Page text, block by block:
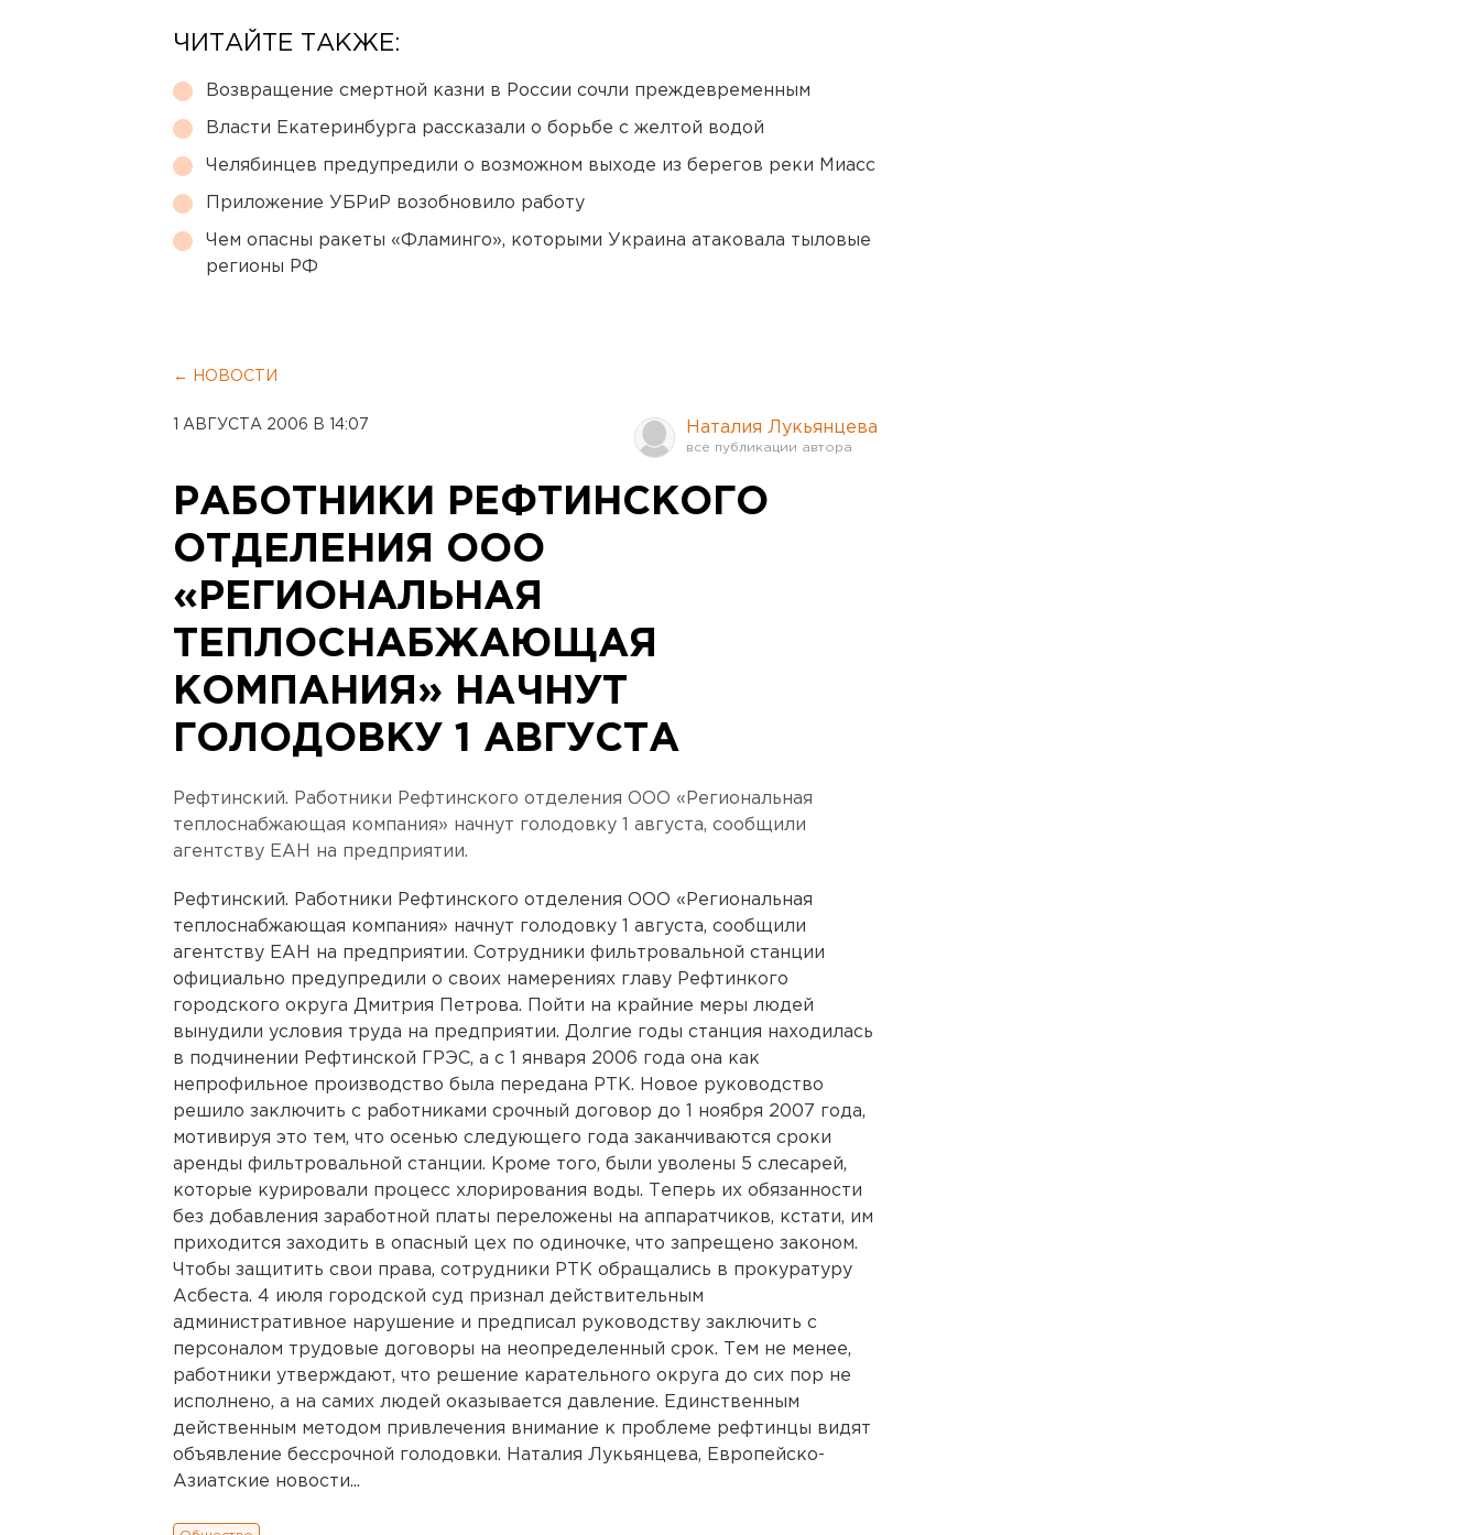
ЧИТАЙТЕ ТАКЖЕ:
Возвращение смертной казни в России сочли преждевременным
Власти Екатеринбурга рассказали о борьбе с желтой водой
Челябинцев предупредили о возможном выходе из берегов реки Миасс
Приложение УБРиР возобновило работу
Чем опасны ракеты «Фламинго», которыми Украина атаковала тыловые
регионы РФ
← НОВОСТИ
1 АВГУСТА 2006 В 14:07 Наталия Лукьянцева
РАБОТНИКИ РЕФТИНСКОГО
ОТДЕЛЕНИЯ ООО
«РЕГИОНАЛЬНАЯ
ТЕПЛОСНАБЖАЮЩАЯ
КОМПАНИЯ» НАЧНУТ
ГОЛОДОВКУ 1 АВГУСТА
Рефтинский. Работники Рефтинского отделения ООО «Региональная
теплоснабжающая компания» начнут голодовку 1 августа, сообщили
агентству ЕАН на предприятии.
Рефтинский. Работники Рефтинского отделения ООО «Региональная
теплоснабжающая компания» начнут голодовку 1 августа, сообщили
агентству ЕАН на предприятии. Сотрудники фильтровальной станции
официально предупредили о своих намерениях главу Рефтинкого
городского округа Дмитрия Петрова. Пойти на крайние меры людей
вынудили условия труда на предприятии. Долгие годы станция находилась
в подчинении Рефтинской ГРЭС, а с 1 января 2006 года она как
непрофильное производство была передана РТК. Новое руководство
решило заключить с работниками срочный договор до 1 ноября 2007 года,
мотивируя это тем, что осенью следующего года заканчиваются сроки
аренды фильтровальной станции. Кроме того, были уволены 5 слесарей,
которые курировали процесс хлорирования воды. Теперь их обязанности
без добавления заработной платы переложены на аппаратчиков, кстати, им
приходится заходить в опасный цех по одиночке, что запрещено законом.
Чтобы защитить свои права, сотрудники РТК обращались в прокуратуру
Асбеста. 4 июля городской суд признал действительным
административное нарушение и предписал руководству заключить с
персоналом трудовые договоры на неопределенный срок. Тем не менее,
работники утверждают, что решение карательного округа до сих пор не
исполнено, а на самих людей оказывается давление. Единственным
действенным методом привлечения внимание к проблеме рефтинцы видят
объявление бессрочной голодовки. Наталия Лукьянцева, Европейско-
Азиатские новости...